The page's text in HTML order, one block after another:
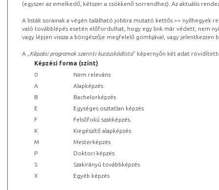
(egyszer az emelkedő, kétszer a csökkenő sorrendhez). Az aktuális
A listák sorainak a végén található jobbra mutató kettős >> nyílhegyek
való továbblépés esetén előfordulhat, hogy egy link már védett, nem
vagy lépjen vissza a böngészője megfelelő gombjával, vagy
A „ Képzési programok szerinti kurzuskódlista” képernyőn két adat
Képzési forma (szint)
0
Nem releváns
A
Alapképzés
B
Bachelorképzés
E
Egységes osztatlan képzés
F
Felsőfokú szakképzés
K
Kiegészítő alapképzés
M
Mesterképzés
P
Doktori képzés
S
Szakirányú továbbképzés
X
Egyéb képzés